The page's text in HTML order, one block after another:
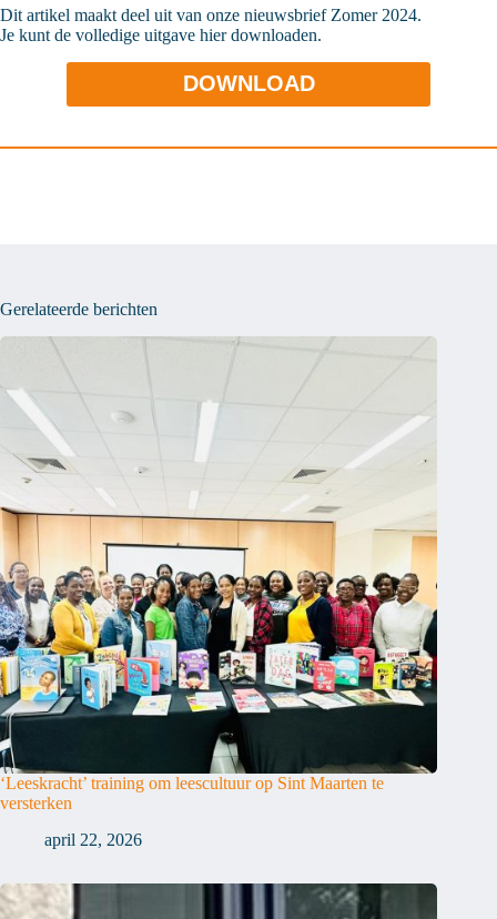
Dit artikel maakt deel uit van onze nieuwsbrief Zomer 2024.
Je kunt de volledige uitgave hier downloaden.
DOWNLOAD
Gerelateerde berichten
‘Leeskracht’ training om leescultuur op Sint Maarten te
versterken
april 22, 2026